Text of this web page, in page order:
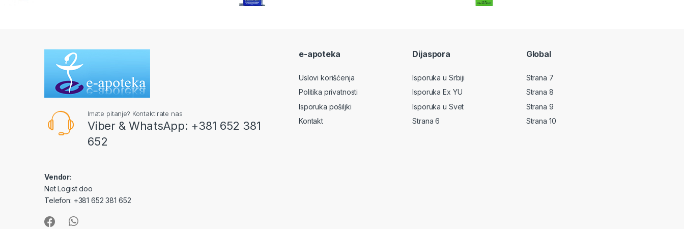
Imate pitanje? Kontaktirate nas
Viber & WhatsApp: +381 652 381
652
Vendor:
Net Logist doo
Telefon: +381 652 381 652
e-apoteka
Uslovi korišćenja
Politika privatnosti
Isporuka pošiljki
Kontakt
Dijaspora
Isporuka u Srbiji
Isporuka Ex YU
Isporuka u Svet
Strana 6
Global
Strana 7
Strana 8
Strana 9
Strana 10